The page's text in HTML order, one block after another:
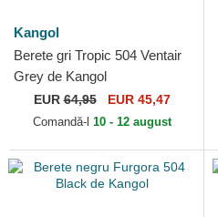
Kangol
Berete gri Tropic 504 Ventair
Grey de Kangol
EUR64,95 EUR 45,47
Comandă-l 10 - 12 august